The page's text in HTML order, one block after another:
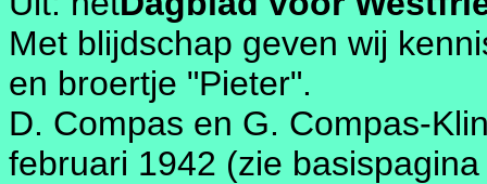
Met blijdschap geven wij
en broertje "Pieter".
D. Compas en G. Compas-
februari 1942 (zie